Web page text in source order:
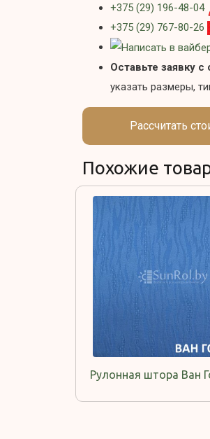
+375 (29) 196-48-04
+375 (29) 767-80-26
Оставьте заявку с
указать размеры,
Рассчитать
Похожие
Рулонная штора Ван